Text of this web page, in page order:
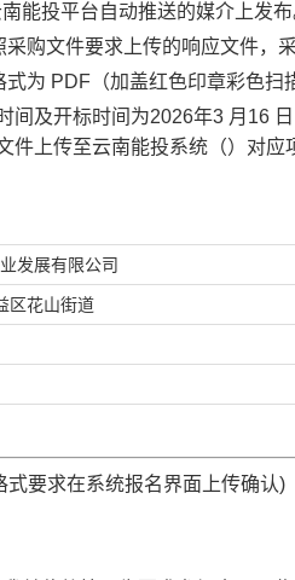
能投平台自动推送的媒介上发
购文件要求上传的响应文件，
为 PDF（加盖红色印章彩色扫
间及开标时间为2026年3 月 16 日
件上传至云南能投系统（）对应
发展有限公司
区花山街道
式要求在系统报名界面上传确认)